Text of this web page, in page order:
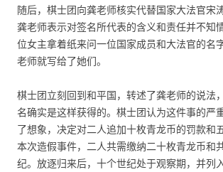
随后，棋士团向龚老师核实代替国家大法官宋
龚老师表示对签名所代表的含义和责任并不知
位女主拿着纸来问一位国家成员和大法官的名
老师就写给了她们。
棋士团立刻回到和平国，转述了龚老师的说法
名确实是这样获得的。棋士团认为这件事的严
了想象，决定对二人追加十枚青龙币的罚款和
本次造假事件，二人共需缴纳二十枚青龙币和
纪。放逐归来后，十个世纪处于观察期，并列